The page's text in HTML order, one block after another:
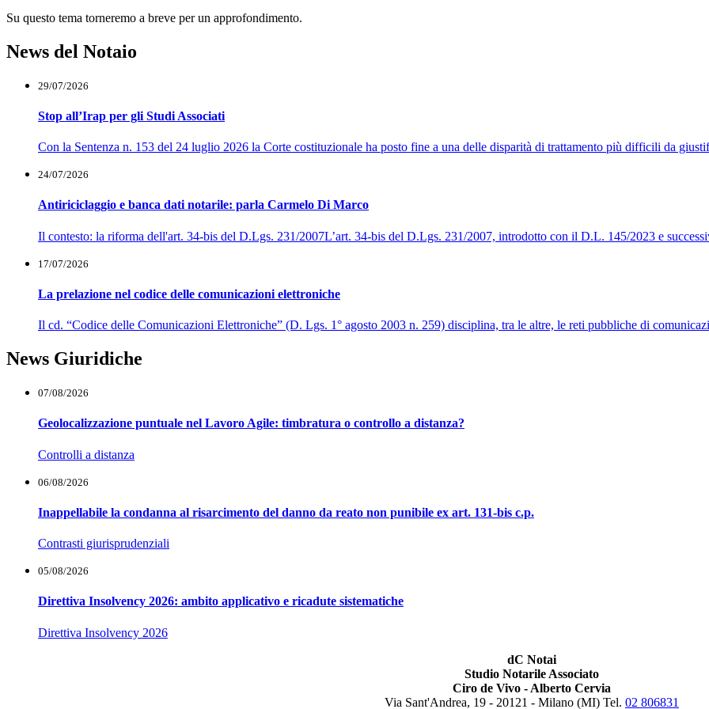
Su questo tema torneremo a breve per un approfondimento.
News del Notaio
29/07/2026
Stop all’Irap per gli Studi Associati
Con la Sentenza n. 153 del 24 luglio 2026 la Corte costituzionale ha posto fine a una delle disparità di trattamento più difficili da
24/07/2026
Antiriciclaggio e banca dati notarile: parla Carmelo Di Marco
Il contesto: la riforma dell'art. 34-bis del D.Lgs. 231/2007L’art. 34-bis del D.Lgs. 231/2007, introdotto con il D.L. 145/2023 e
17/07/2026
La prelazione nel codice delle comunicazioni elettroniche
Il cd. “Codice delle Comunicazioni Elettroniche” (D. Lgs. 1° agosto 2003 n. 259) disciplina, tra le altre, le reti pubbliche di
News Giuridiche
07/08/2026
Geolocalizzazione puntuale nel Lavoro Agile: timbratura o controllo a distanza?
Controlli a distanza
06/08/2026
Inappellabile la condanna al risarcimento del danno da reato non punibile ex art. 131-bis c.p.
Contrasti giurisprudenziali
05/08/2026
Direttiva Insolvency 2026: ambito applicativo e ricadute sistematiche
Direttiva Insolvency 2026
dC Notai
Studio Notarile Associato
Ciro de Vivo - Alberto Cervia
Via Sant'Andrea, 19 - 20121 - Milano (MI) Tel. 02 806831